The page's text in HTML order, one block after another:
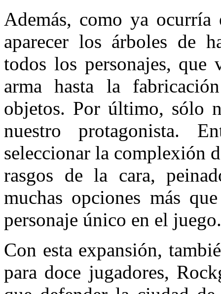
Además, como ya
aparecer los árboles de
todos los personajes, que
arma hasta la
objetos. Por último, sólo
nuestro protagonista.
seleccionar la complexión
rasgos de la cara,
muchas opciones más
personaje único en el
Con esta expansión,
para doce jugadores,